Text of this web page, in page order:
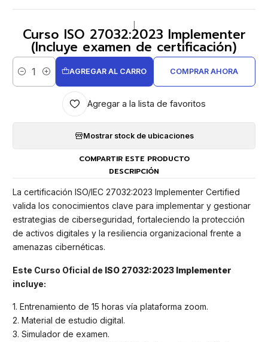
Curso ISO 27032:2023 Implementer
(Incluye examen de certificación)
Cantidad
AGREGAR AL CARRO COMPRAR AHORA
Agregar a la lista de favoritos
Mostrar stock de ubicaciones
COMPARTIR ESTE PRODUCTO
DESCRIPCIÓN
La certificación ISO/IEC 27032:2023 Implementer Certified
valida los conocimientos clave para implementar y gestionar
estrategias de ciberseguridad, fortaleciendo la protección
de activos digitales y la resiliencia organizacional frente a
amenazas cibernéticas.
Este Curso Oficial de ISO 27032:2023 Implementer
incluye:
1. Entrenamiento de 15 horas vía plataforma zoom.
2. Material de estudio digital.
3. Simulador de examen.